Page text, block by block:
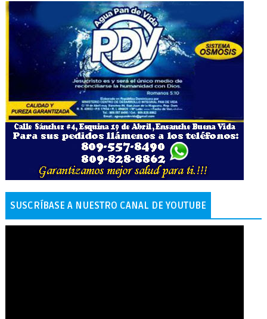
SUSCRÍBASE A NUESTRO CANAL DE YOUTUBE